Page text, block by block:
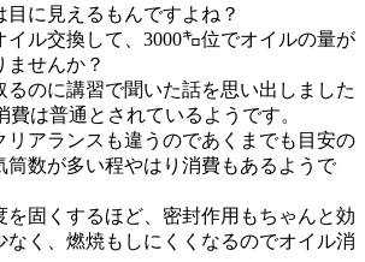
に見えるもんですよね？
イル交換して、3000㌔位でオイルの量が
ませんか？
るのに講習で聞いた話を思い出しました
費は普通とされているようです。
リアランスも違うのであくまでも目安の
筒数が多い程やはり消費もあるようで
を固くするほど、密封作用もちゃんと効
なく、燃焼もしにくくなるのでオイル消